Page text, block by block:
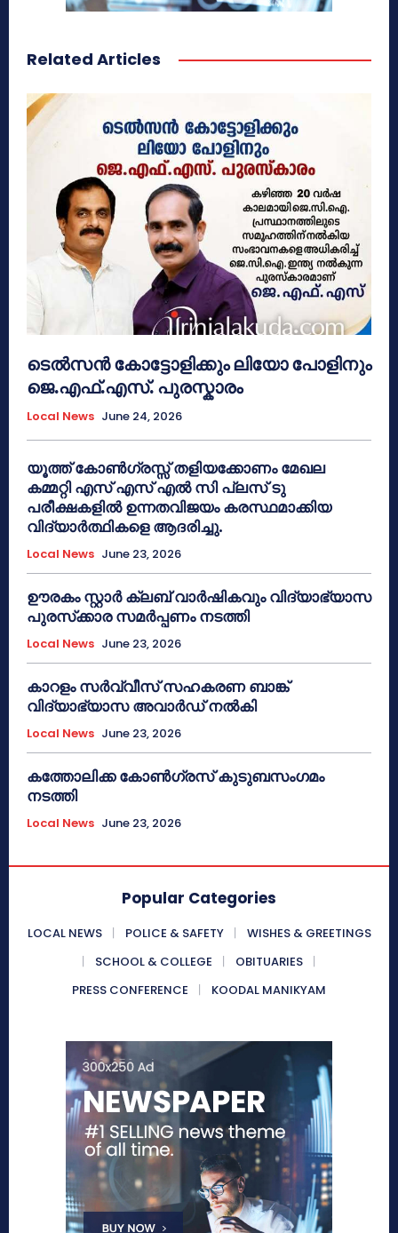
Related Articles
ടെൽസൻ കോട്ടോളിക്കും ലിയോ പോളിനും
ജെ.എഫ്.എസ്. പുരസ്കാരം
Local News June 24, 2026
യൂത്ത് കോൺഗ്രസ്സ് തളിയക്കോണം മേഖല
കമ്മറ്റി എസ് എസ് എൽ സി പ്ലസ് ടു
പരീക്ഷകളിൽ ഉന്നതവിജയം കരസ്ഥമാക്കിയ
വിദ്യാർത്ഥികളെ ആദരിച്ചു.
Local News June 23, 2026
ഊരകം സ്റ്റാർ ക്ലബ് വാർഷികവും വിദ്യാഭ്യാസ
പുരസ്‌ക്കാര സമർപ്പണം നടത്തി
Local News June 23, 2026
കാറളം സർവ്വീസ് സഹകരണ ബാങ്ക്
വിദ്യാഭ്യാസ അവാർഡ് നൽകി
Local News June 23, 2026
കത്തോലിക്ക കോൺഗ്രസ് കുടുബസംഗമം
നടത്തി
Local News June 23, 2026
Popular Categories
LOCAL NEWS POLICE & SAFETY
WISHES & GREETINGS
SCHOOL & COLLEGE
OBITUARIES
PRESS CONFERENCE
KOODAL MANIKYAM